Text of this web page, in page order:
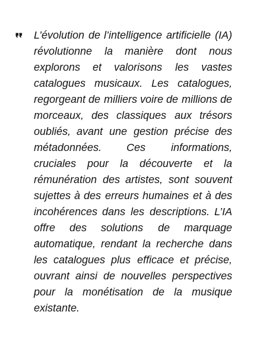
L’évolution de l’intelligence artificielle (IA)
révolutionne la manière dont nous
explorons et valorisons les vastes
catalogues musicaux. Les catalogues,
regorgeant de milliers voire de millions de
morceaux, des classiques aux trésors
oubliés, avant une gestion précise des
métadonnées. Ces informations,
cruciales pour la découverte et la
rémunération des artistes, sont souvent
sujettes à des erreurs humaines et à des
incohérences dans les descriptions. L’IA
offre des solutions de marquage
automatique, rendant la recherche dans
les catalogues plus efficace et précise,
ouvrant ainsi de nouvelles perspectives
pour la monétisation de la musique
existante.